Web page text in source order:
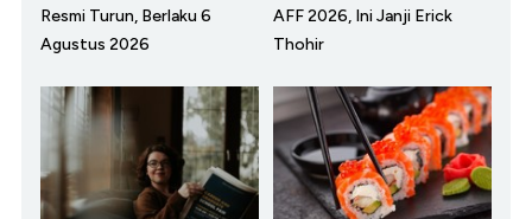
Resmi Turun, Berlaku 6
Agustus 2026
AFF 2026, Ini Janji Erick
Thohir